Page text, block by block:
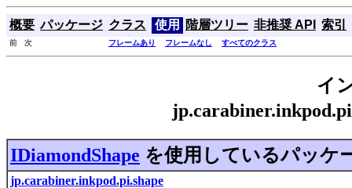
概要 パッケージ クラス 使用 階層ツリー 非推奨 API 索引
前 次 フレームあり フレームなし すべてのクラス
イ
IDiamondShape を使用しているパッケ
jp.carabiner.inkpod.pi.shape